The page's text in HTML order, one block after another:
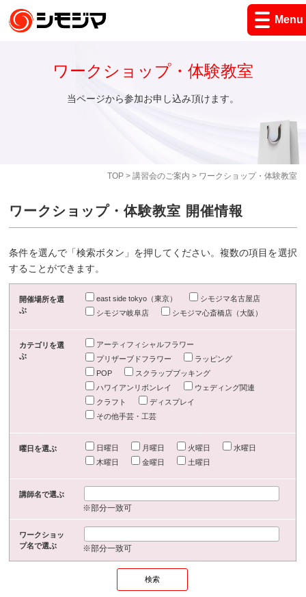
Menu
TOP> 講習会のご案内 > ワークショップ・体験教室
ワークショップ・体験教室
当ページから参加お申し込み頂けます。
ワークショップ・体験教室 開催情報
条件を選んで「検索ボタン」を押してください。複数の項目を選択
することができます。
開催場所を選
ぶ
east side tokyo（東京）
シモジマ名古屋店
シモジマ岐阜店
シモジマ心斎橋店（大阪）
カテゴリを選
ぶ
アーティフィシャルフラワー
プリザーブドフラワー
ラッピング
POP
スクラップブッキング
ハワイアンリボンレイ
ウェディング関連
クラフト
ディスプレイ
その他手芸・工芸
曜日を選ぶ 日曜日 月曜日 火曜日
水曜日
木曜日
金曜日 土曜日
講師名で選ぶ
※部分一致可
ワークショッ
プ名で選ぶ
※部分一致可